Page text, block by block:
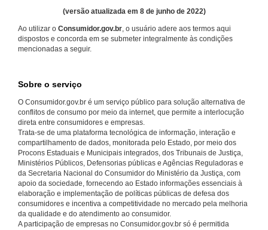
(versão atualizada em 8 de junho de 2022)
Ao utilizar o Consumidor.gov.br, o usuário adere aos termos aqui
dispostos e concorda em se submeter integralmente às condições
mencionadas a seguir.
Sobre o serviço
O Consumidor.gov.br é um serviço público para solução alternativa de
conflitos de consumo por meio da internet, que permite a interlocução
direta entre consumidores e empresas.
Trata-se de uma plataforma tecnológica de informação, interação e
compartilhamento de dados, monitorada pelo Estado, por meio dos
Procons Estaduais e Municipais integrados, dos Tribunais de Justiça,
Ministérios Públicos, Defensorias públicas e Agências Reguladoras e
da Secretaria Nacional do Consumidor do Ministério da Justiça, com
apoio da sociedade, fornecendo ao Estado informações essenciais à
elaboração e implementação de políticas públicas de defesa dos
consumidores e incentiva a competitividade no mercado pela melhoria
da qualidade e do atendimento ao consumidor.
A participação de empresas no Consumidor.gov.br só é permitida